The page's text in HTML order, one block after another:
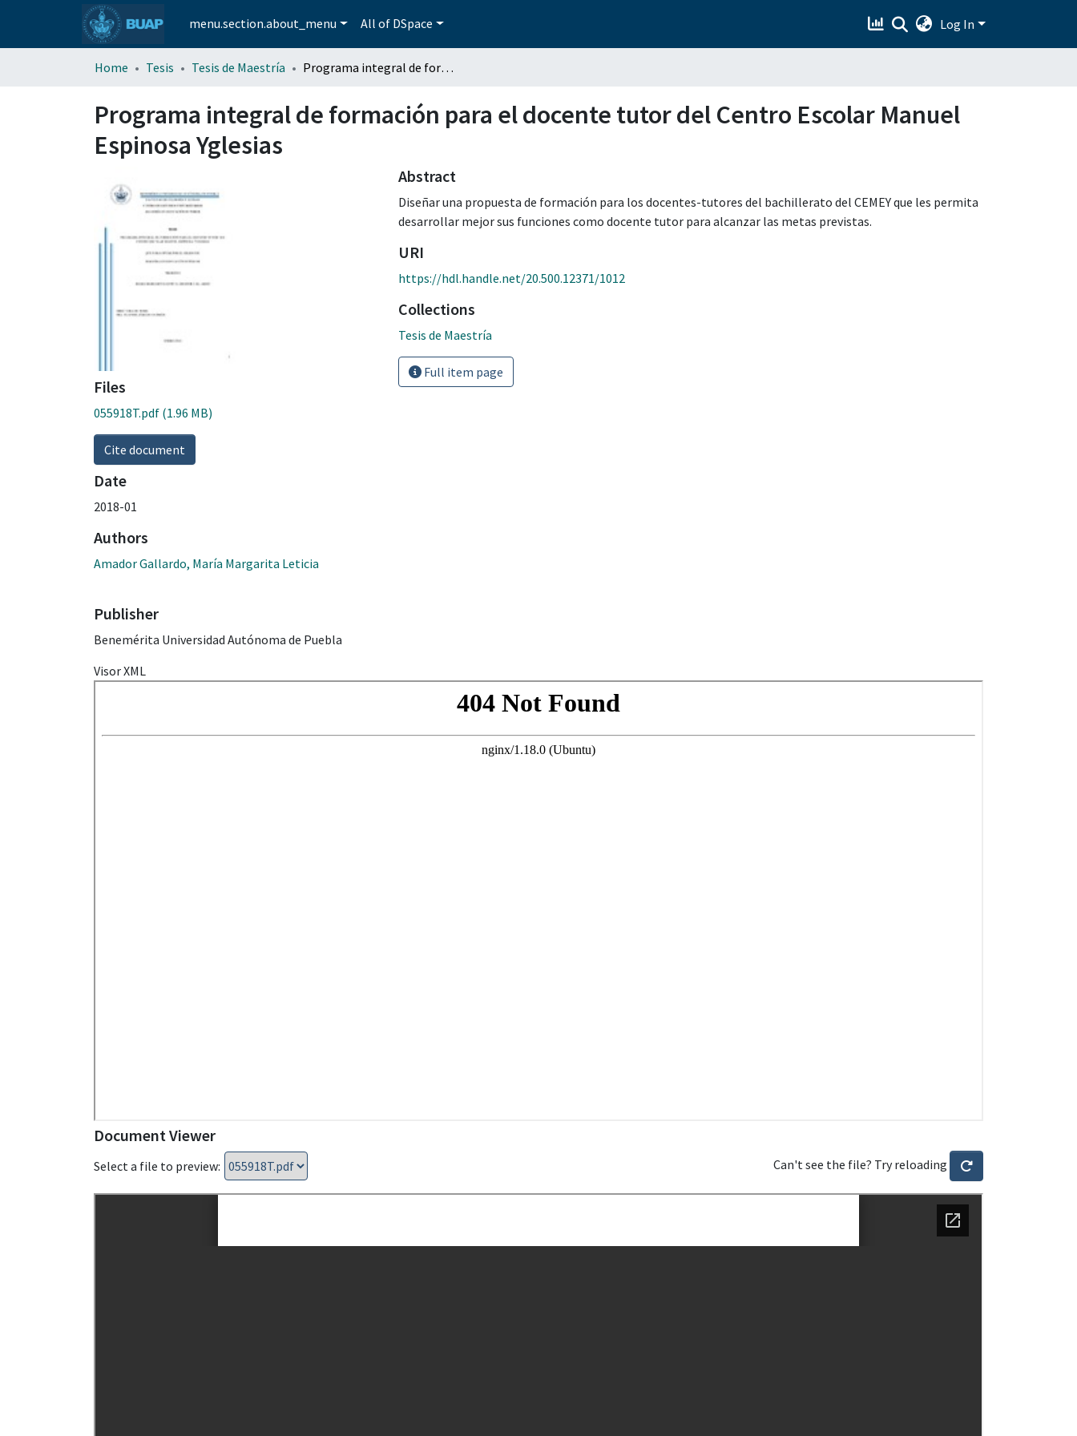
menu.section.about_menu All of DSpace Log In
Home Tesis Tesis de Maestría Programa integral de formación para el docente tutor del Centro Escolar Manuel Espinosa Yglesias
Programa integral de formación para el docente tutor del Centro Escolar Manuel
Espinosa Yglesias
Files
055918T.pdf (1.96 MB)
Cite document
Date
2018-01
Authors
Amador Gallardo, María Margarita Leticia
Publisher
Benemérita Universidad Autónoma de Puebla
Abstract
Diseñar una propuesta de formación para los docentes-tutores del bachillerato del CEMEY que les permita
desarrollar mejor sus funciones como docente tutor para alcanzar las metas previstas.
URI
https://hdl.handle.net/20.500.12371/1012
Collections
Tesis de Maestría
Full item page
Visor XML
Document Viewer
Select a file to preview: Can't see the file? Try reloading